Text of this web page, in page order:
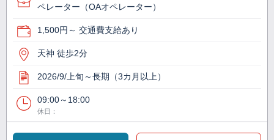
ペレーター（OAオペレーター）
1,500円～ 交通費支給あり
天神 徒歩2分
2026/9/上旬～長期（3カ月以上）
09:00～18:00
休日：